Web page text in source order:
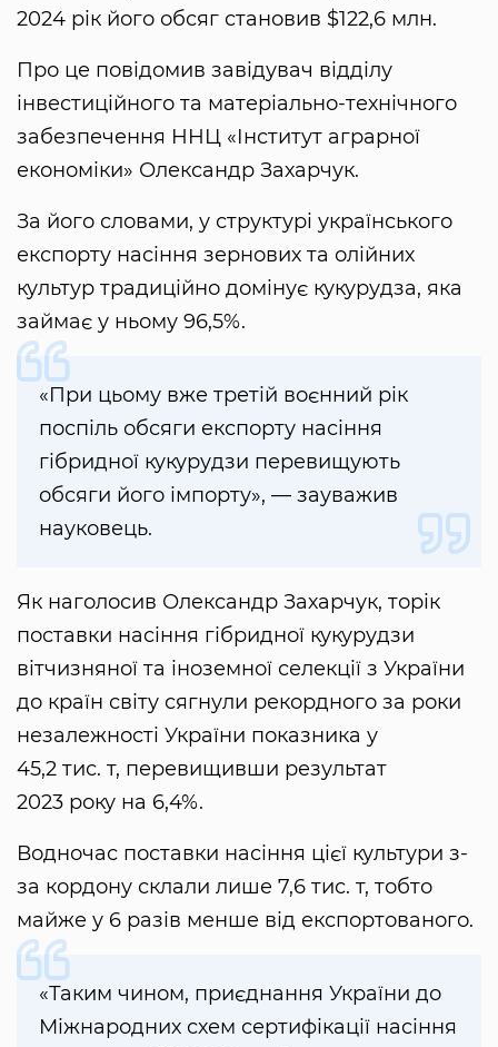
2024 рік його обсяг становив $122,6 млн.
Про це повідомив завідувач відділу
інвестиційного та матеріально-технічного
забезпечення ННЦ «Інститут аграрної
економіки» Олександр Захарчук.
За його словами, у структурі українського
експорту насіння зернових та олійних
культур традиційно домінує кукурудза, яка
займає у ньому 96,5%.
«При цьому вже третій воєнний рік
поспіль обсяги експорту насіння
гібридної кукурудзи перевищують
обсяги його імпорту», — зауважив
науковець.
Як наголосив Олександр Захарчук, торік
поставки насіння гібридної кукурудзи
вітчизняної та іноземної селекції з України
до країн світу сягнули рекордного за роки
незалежності України показника у
45,2 тис. т, перевищивши результат
2023 року на 6,4%.
Водночас поставки насіння цієї культури з-
за кордону склали лише 7,6 тис. т, тобто
майже у 6 разів менше від експортованого.
«Таким чином, приєднання України до
Міжнародних схем сертифікації насіння